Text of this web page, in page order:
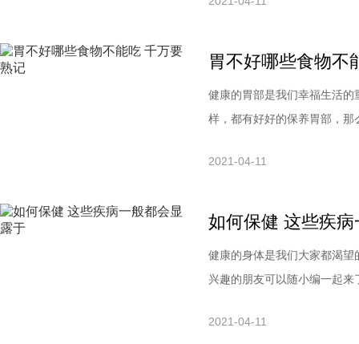
排肠子里的毒素，降低血液
胃不好哪些食物不
健康的胃部是我们幸福生活
样，都有好好的保养胃部，
些食物比较难消化，并且容
2021-04-11
如何保健 这些疾
健康的身体是我们大家都渴
兴趣的朋友可以随小编一起来
肤，这就可能是睑黄疣。出
2021-04-11